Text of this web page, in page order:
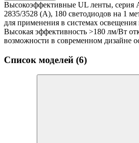
Высокоэффективные UL ленты, серия
2835/3528 (А), 180 светодиодов на 1
для применения в системах
Высокая эффективность >180 лм/Вт
возможности в современном дизайне
Список моделей (6)